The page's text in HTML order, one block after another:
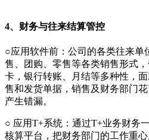
4、财务与往来结算管控
○应用软件前：公司的各类往来单
售、团购、零售等各类销售形式
卡，银行转账、月结等多种性，
售和发货单据，销售及财务部门
产生错漏。
○ 应用T+系统：通过T+业务财务
核算平台，把财务部门的工作重